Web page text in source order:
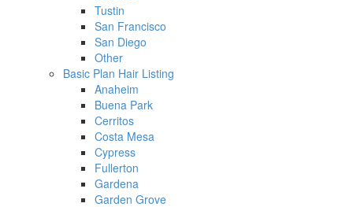
Tustin
San Francisco
San Diego
Other
Basic Plan Hair Listing
Anaheim
Buena Park
Cerritos
Costa Mesa
Cypress
Fullerton
Gardena
Garden Grove